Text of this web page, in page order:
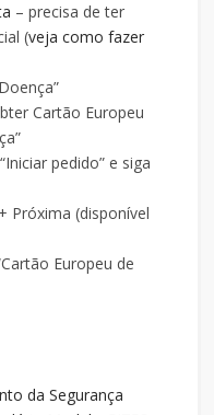
– precisa de ter
(veja como fazer
Cartão Europeu
pedido” e siga
Próxima (disponível
Europeu de
da Segurança